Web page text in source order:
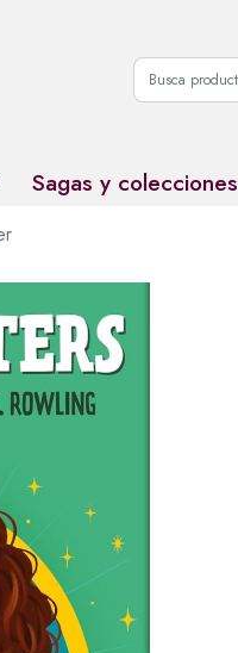
Sagas y colecciones